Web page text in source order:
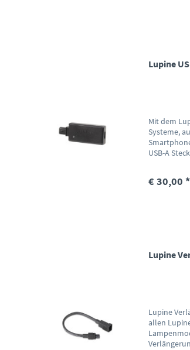
Lupine
Mit dem
Systeme,
USB-A
€ 30,00 *
Lupine
Lupine
allen